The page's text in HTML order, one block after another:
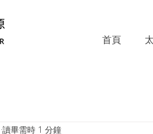
首頁
讀畢需時 1 分鐘